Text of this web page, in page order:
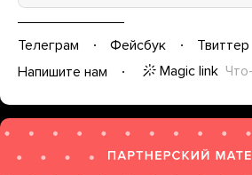
Телеграм Фейсбук Твиттер
Напишите нам
Magic link